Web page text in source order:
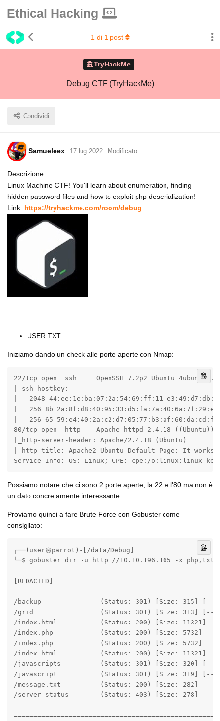
Ethical Hacking
TryHackMe
Debug CTF (TryHackMe)
Condividi
1 di 1 post
Samueleex 17 lug 2022 Modificato
Descrizione:
Linux Machine CTF! You'll learn about enumeration, finding
hidden password files and how to exploit php deserialization!
Link: https://tryhackme.com/room/debug
USER.TXT
Iniziamo dando un check alle porte aperte con Nmap:
22/tcp open  ssh     OpenSSH 7.2p2 Ubuntu
| ssh-hostkey:
|   2048
|   256
|_  256
80/tcp open  http    Apache httpd 2.4.18 ((Ubuntu))
|_http-server-header: Apache/2.4.18 (Ubuntu)
|_http-title: Apache2 Ubuntu Default Page: It works
Service Info: OS: Linux; CPE: cpe:/
Possiamo notare che ci sono 2 porte aperte, la 22 e l'80 ma non è
un dato concretamente interessante.
Proviamo quindi a fare Brute Force con Gobuster come
consigliato:
┌──(user㉿parrot)-[/data/Debug]
└─$ gobuster dir -u http://10.10.196.165 -x
[REDACTED]
/backup               (Status: 301) [Size: 315] [-->
/grid                 (Status: 301) [Size: 313] [-->
/index.html           (Status:
/index.php            (Status:
/index.php            (Status:
/index.html           (Status:
/javascripts          (Status: 301) [Size: 320] [-->
/javascript           (Status: 301) [Size: 319] [-->
/message.txt
/server-status